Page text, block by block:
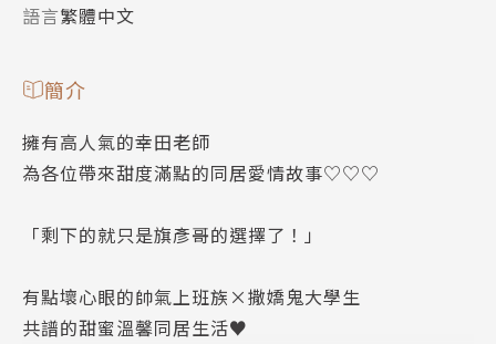
語言繁體中文
簡介
擁有高人氣的幸田老師
為各位帶來甜度滿點的同居愛情故事♡♡♡
「剩下的就只是旗彥哥的選擇了！」
有點壞心眼的帥氣上班族×撒嬌鬼大學生
共譜的甜蜜溫馨同居生活♥